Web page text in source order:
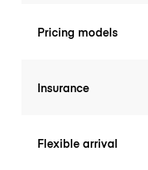
Pricing models
Insurance
Flexible arrival